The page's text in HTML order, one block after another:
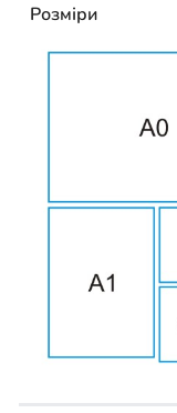
Розміри